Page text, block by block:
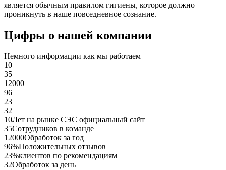
является обычным правилом гигиены, которое должно
проникнуть в наше повседневное сознание.
Цифры о нашей компании
Немного информации как мы работаем
10
35
12000
96
23
32
10Лет на рынке СЭС официальный сайт
35Сотрудников в команде
12000Обработок за год
96%Положительных отзывов
23%клиентов по рекомендациям
32Обработок за день